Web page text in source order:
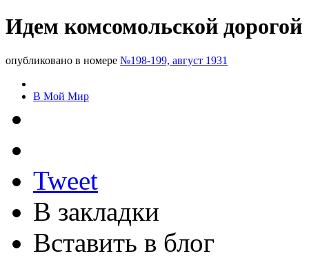
Идем комсомольской дорогой
опубликовано в номере №198-199, август 1931
В Мой Мир
Tweet
В закладки
Вставить в блог